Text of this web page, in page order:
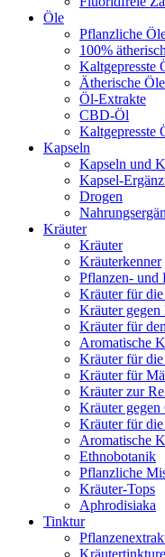
Öle
Pflanzliche
100%
Kaltgepresste
Ätherische Öle
Öl-Extrakte
CBD-Öl
Kaltgepresste
Kapseln
Kapseln und
Kapsel-
Drogen
Kräuter
Kräuter
Kräuterkenner
Pflanzen- und
Kräuter für
Kräuter gegen
Kräuter für
Aromatische
Kräuter für
Kräuter für
Kräuter zur
Kräuter gegen
Kräuter für
Aromatische
Ethnobotanik
Pflanzliche
Kräuter-Tops
Aphrodisiaka
Tinktur